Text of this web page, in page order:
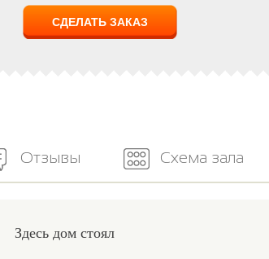
Отзывы Схема зала
Здесь дом стоял